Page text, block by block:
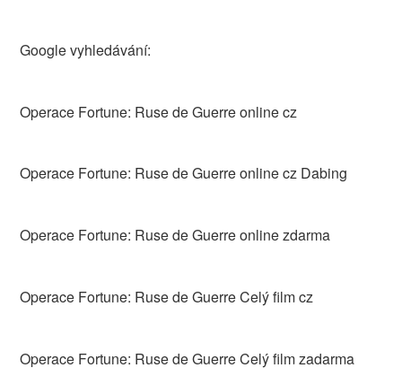
Google vyhledávání:
Operace Fortune: Ruse de Guerre online cz
Operace Fortune: Ruse de Guerre online cz Dabing
Operace Fortune: Ruse de Guerre online zdarma
Operace Fortune: Ruse de Guerre Celý film cz
Operace Fortune: Ruse de Guerre Celý film zadarma